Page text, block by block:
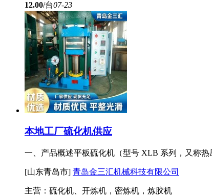
12.00/台07-23
本地工厂硫化机供应
一、产品概述平板硫化机（型号 XLB 系列，又称
[山东青岛市] 青岛金三汇机械科技有限公司
主营：硫化机、开炼机，密炼机，炼胶机